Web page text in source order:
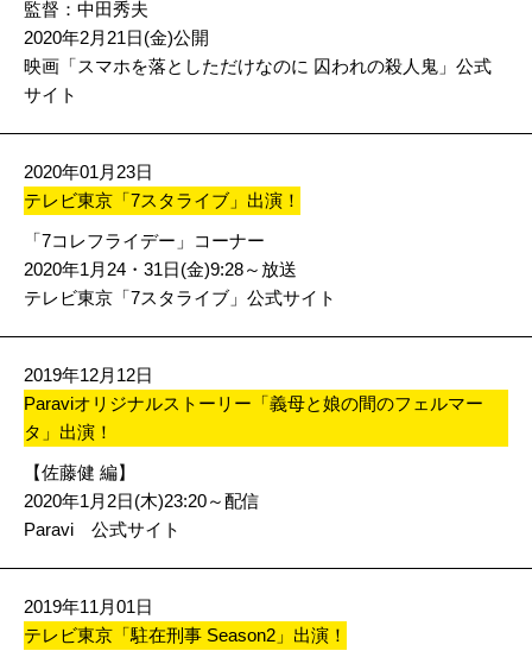
監督：中田秀夫
2020年2月21日(金)公開
映画「スマホを落としただけなのに 囚われの殺人鬼」公式
サイト
2020年01月23日
テレビ東京「7スタライブ」出演！
「7コレフライデー」コーナー
2020年1月24・31日(金)9:28～放送
テレビ東京「7スタライブ」公式サイト
2019年12月12日
Paraviオリジナルストーリー「義母と娘の間のフェルマー
タ」出演！
【佐藤健 編】
2020年1月2日(木)23:20～配信
Paravi 公式サイト
2019年11月01日
テレビ東京「駐在刑事 Season2」出演！